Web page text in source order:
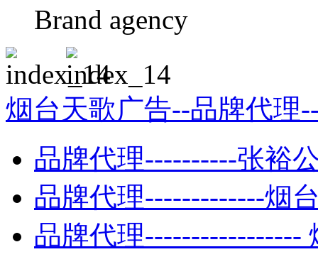
Brand agency
烟台天歌广告--品牌代理
品牌代理----------张裕
品牌代理-------------烟
品牌代理-----------------